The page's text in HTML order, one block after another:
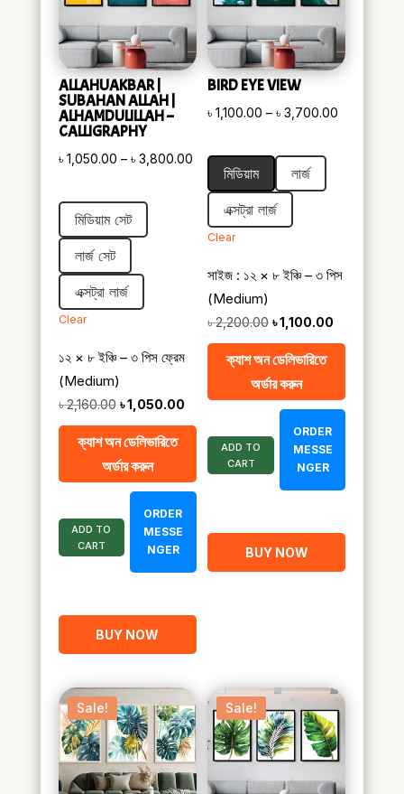
ALLAHUAKBAR |
SUBAHAN ALLAH |
ALHAMDULILLAH –
CALLIGRAPHY
৳ 1,050.00 – ৳ 3,800.00Price
range:
৳ 1,050.00
through
মিডিয়াম সেট
লার্জ সেট
এক্সট্রা লার্জ
Clear
১২ × ৮ ইঞ্চি – ৩ পিস ফ্রেম
(Medium)
৳2,160.00 Original
price
was:
৳ 2,160.00.
৳1,050.00Current
price
৳ 1,050.00.
ক্যাশ অন ডেলিভারিতে
অর্ডার করুন
ADD TO
CART
ORDER
MESSE
NGER
BUY NOW
BIRD EYE VIEW
৳1,100.00 – ৳3,700.00
মিডিয়াম
লার্জ
এক্সট্রা লার্জ
Clear
সাইজ : ১২ × ৮ ইঞ্চি – ৩ পিস
(Medium)
৳2,200.00 Original
price
was:
৳ 2,200.00.
৳1,100.00
price
ক্যাশ অন ডেলিভারিতে
অর্ডার করুন
ADD TO
CART
ORDER
MESSE
NGER
BUY NOW
Sale! Sale!